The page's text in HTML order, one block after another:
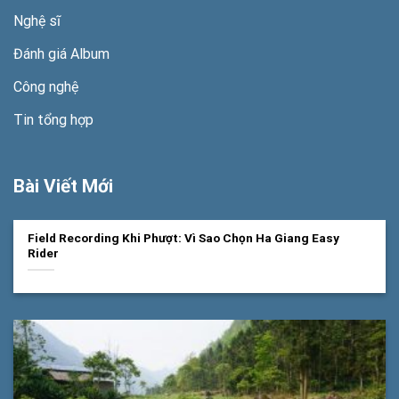
Nghệ sĩ
Đánh giá Album
Công nghệ
Tin tổng hợp
Bài Viết Mới
Field Recording Khi Phượt: Vì Sao Chọn Ha Giang Easy
Rider